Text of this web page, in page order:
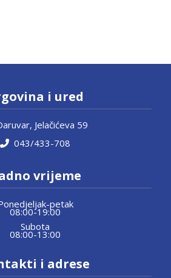
i ured
Jelačićeva 59
043/433-708
vrijeme
petak
08:00-19:00
Subota
08:00-13:00
i adrese